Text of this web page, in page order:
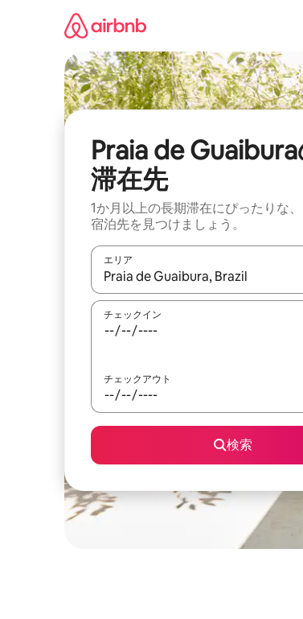
Praia de
滞在先
1か月以上の長期滞在にぴったりな
宿泊先を見つけましょう。
エリア
検索結果が表示されたら、上下の矢印
チェックイン
チェックアウト
検索